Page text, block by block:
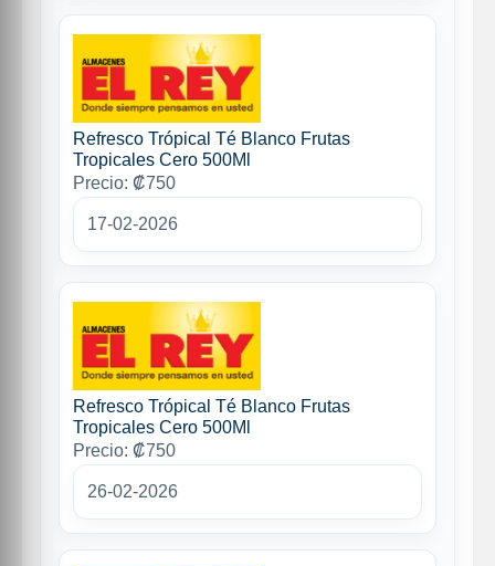
Refresco Trópical Té Blanco Frutas
Tropicales Cero 500Ml
Precio: ₡750
17-02-2026
Refresco Trópical Té Blanco Frutas
Tropicales Cero 500Ml
Precio: ₡750
26-02-2026